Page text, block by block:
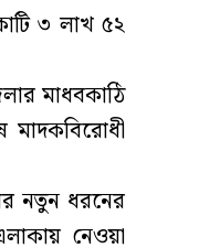
৩ লাখ ৫২
মাধবকাঠি
মাদকবিরোধী
নতুন ধরনের
নেওয়া